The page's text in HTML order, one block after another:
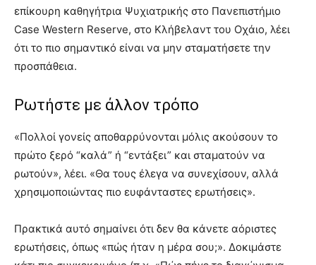
επίκουρη καθηγήτρια Ψυχιατρικής στο Πανεπιστήμιο
Case Western Reserve, στο Κλήβελαντ του Οχάιο, λέει
ότι το πιο σημαντικό είναι να μην σταματήσετε την
προσπάθεια.
Ρωτήστε με άλλον τρόπο
«Πολλοί γονείς αποθαρρύνονται μόλις ακούσουν το
πρώτο ξερό “καλά” ή “εντάξει” και σταματούν να
ρωτούν», λέει. «Θα τους έλεγα να συνεχίσουν, αλλά
χρησιμοποιώντας πιο ευφάνταστες ερωτήσεις».
Πρακτικά αυτό σημαίνει ότι δεν θα κάνετε αόριστες
ερωτήσεις, όπως «πώς ήταν η μέρα σου;». Δοκιμάστε